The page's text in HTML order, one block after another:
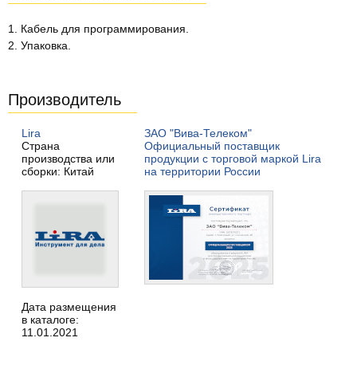
1. Кабель для программирования.
2. Упаковка.
Производитель
Lira
Страна
производства или
сборки: Китай
Дата размещения
в каталоге:
11.01.2021
ЗАО "Вива-Телеком"
Официальный поставщик
продукции с торговой маркой Lira
на территории России